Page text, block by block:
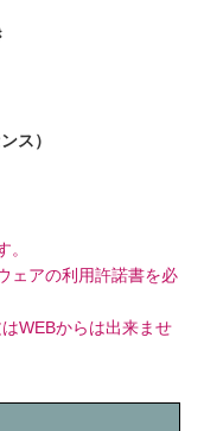
ス）
ェアの利用許諾書を必
WEBからは出来ませ